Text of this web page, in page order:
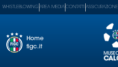
WHISTLEBLOWING AREA MEDIA CONTATTI ASSICURAZIONE
Home
figc.it